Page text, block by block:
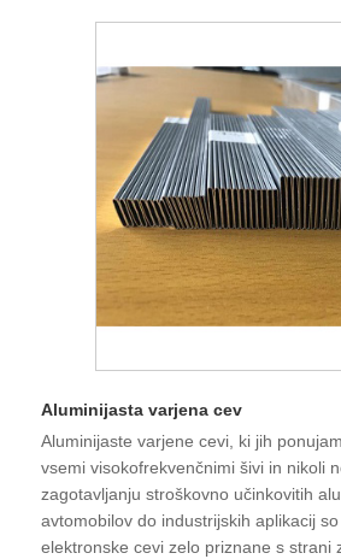
Aluminijasta varjena cev
Aluminijaste varjene cevi, ki jih
vsemi visokofrekvenčnimi šivi in ​​nikoli
zagotavljanju stroškovno učinkovitih
avtomobilov do industrijskih aplikacij
elektronske cevi zelo priznane s strani